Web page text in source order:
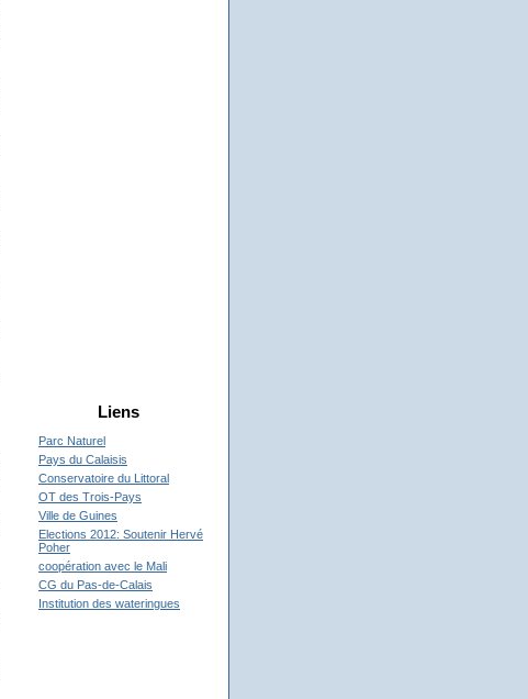
Liens
Parc Naturel
Pays du Calaisis
Conservatoire du Littoral
OT des Trois-Pays
Ville de Guines
Elections 2012: Soutenir Hervé
Poher
coopération avec le Mali
CG du Pas-de-Calais
Institution des wateringues